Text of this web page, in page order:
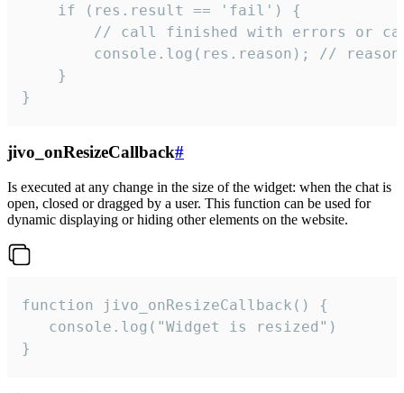
    if (res.result == 'fail') {
// call finished with errors or
console.log(res.reason); //
    }
}
jivo_onResizeCallback#
Is executed at any change in the size of the widget: when the chat is
open, closed or dragged by a user. This function can be used for
dynamic displaying or hiding other elements on the website.
function jivo_onResizeCallback() {
   console.log("Widget is resized")
}